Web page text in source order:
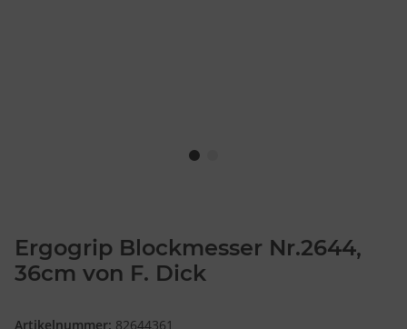
Ergogrip Blockmesser Nr.2644,
36cm von F. Dick
Artikelnummer: 82644361